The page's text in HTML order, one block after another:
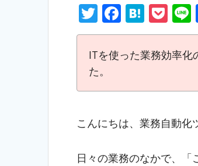
T
w
itt
er
F
ac
e
b
o
k
H
at
e
n
a
P
o
ck
et
ITを使った業務効率化
た。
こんにちは、業務自動化
日々の業務のなかで、「